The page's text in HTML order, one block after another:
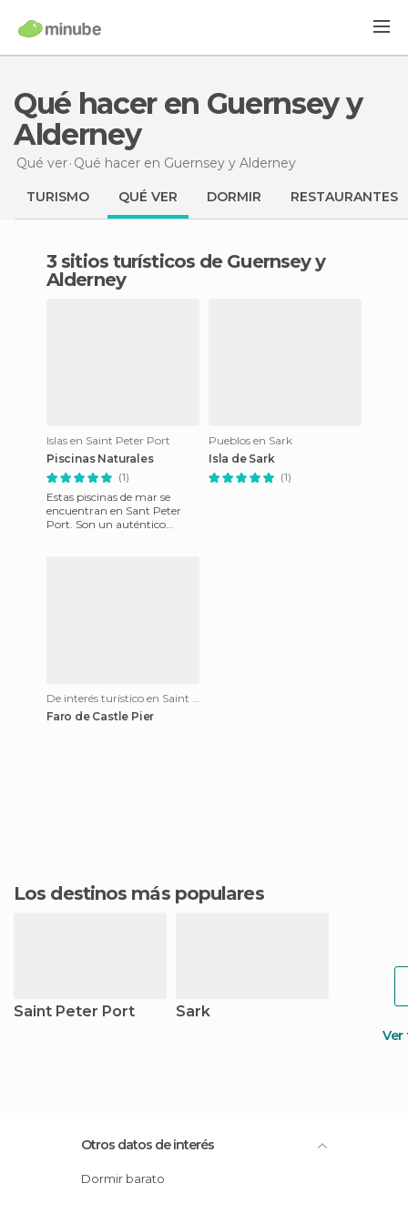
Qué hacer en Guernsey y
Alderney
Qué ver Qué hacer en Guernsey y Alderney
TURISMO QUÉ VER DORMIR RESTAURANTES
3 sitios turísticos de Guernsey y
Alderney
Islas en Saint Peter Port
Piscinas Naturales
(1)
Estas piscinas de mar se
encuentran en Sant Peter
Port. Son un auténtico
Pueblos en Sark
Isla de Sark
(1)
De interés turístico en Saint Peter Port
Faro de Castle Pier
Los destinos más populares
Saint Peter Port Sark
Otros datos de interés
Dormir barato